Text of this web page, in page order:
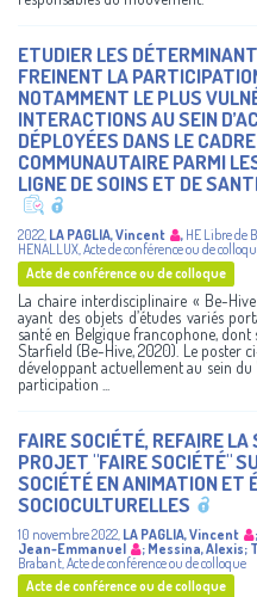
ETUDIER LES
FREINENT LA
NOTAMMENT LE PLUS
INTERACTIONS AU SEIN
DÉPLOYÉES DANS LE
COMMUNAUTAIRE PARMI
LIGNE DE SOINS ET DE
2022, LA PAGLIA, Vincent , HE Libre de
HENALLUX,Acte de conférence ou de
Acte de conférence ou de colloque
La chaire interdisciplinaire « Be-
ayant des objets d’études variés
santé en Belgique francophone,
Starfield (Be-Hive, 2020). Le poster
développant actuellement au sein
participation ...
FAIRE SOCIÉTÉ, REFAIRE
PROJET "FAIRE SOCIÉTÉ"
SOCIÉTÉ EN ANIMATION ET
SOCIOCULTURELLES
10 novembre 2022 LA PAGLIA, Vincent ;
Jean-Emmanuel
; Messina, Alexis;
Brabant Acte de conférence ou de colloque
Acte de conférence ou de colloque